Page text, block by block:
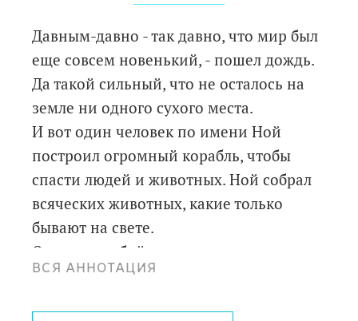
Давным-давно - так давно, что мир был
еще совсем новенький, - пошел дождь.
Да такой сильный, что не осталось на
земле ни одного сухого места.
И вот один человек по имени Ной
построил огромный корабль, чтобы
спасти людей и животных. Ной собрал
всяческих животных, какие только
бывают на свете.
Он взял с собой даже слизняков и
пауков, жуков и всяких противных
ВСЯ АННОТАЦИЯ